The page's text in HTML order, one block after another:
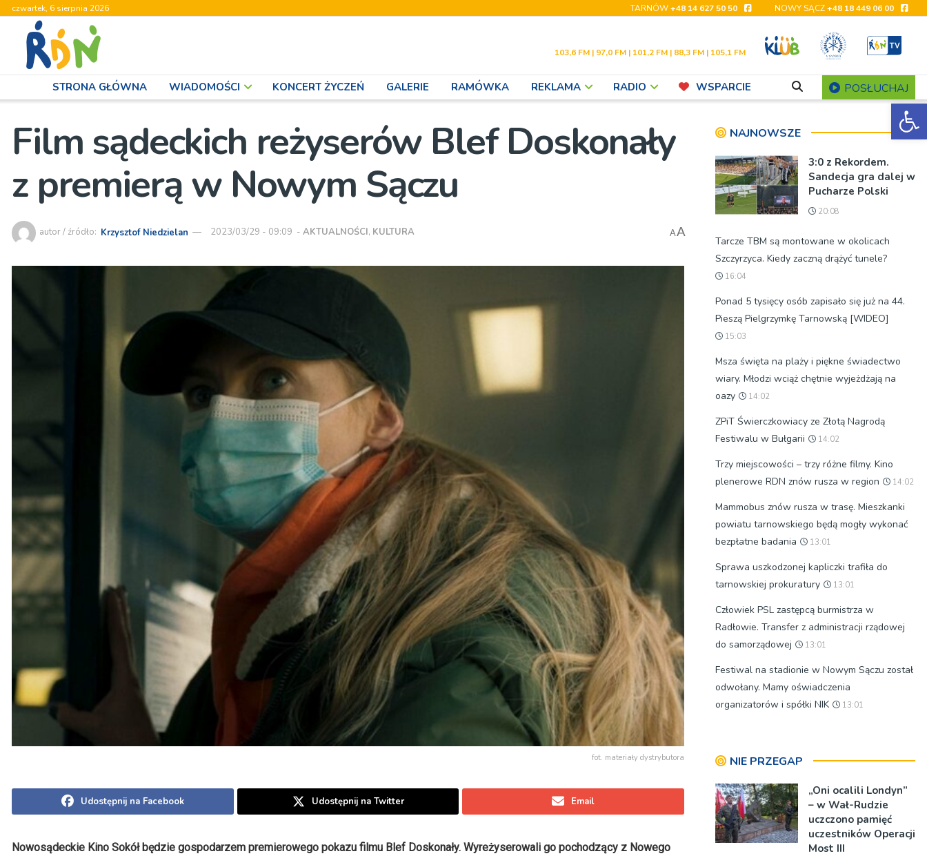
czwartek, 6 sierpnia 2026 TARNÓW+48 14 627 50 50 NOWY SĄCZ+48 18 449 06 00
103,6 FM | 97,0 FM | 101,2 FM | 88,3 FM | 105,1 FM
STRONA GŁÓWNA WIADOMOŚCI KONCERT ŻYCZEŃ GALERIE RAMÓWKA REKLAMA RADIO WSPARCIE POSŁUCHAJ
Film sądeckich reżyserów Blef Doskonały
z premierą w Nowym Sączu
autor / źródło: Krzysztof Niedzielan 2023/03/29 - 09:09 - AKTUALNOŚCI, KULTURA AA
fot. materiały dystrybutora
Udostępnij na Facebook Udostępnij na Twitter Email
Nowosądeckie Kino Sokół będzie gospodarzem premierowego pokazu filmu Blef Doskonały. Wyreżyserowali go pochodzący z Nowego
NAJNOWSZE
3:0 z Rekordem.
Sandecja gra dalej w
Pucharze Polski
20:08
Tarcze TBM są montowane w okolicach
Szczyrzyca. Kiedy zaczną drążyć tunele?
16:04
Ponad 5 tysięcy osób zapisało się już na 44.
Pieszą Pielgrzymkę Tarnowską [WIDEO]
15:03
Msza święta na plaży i piękne świadectwo
wiary. Młodzi wciąż chętnie wyjeżdżają na
oazy
14:02
ZPiT Świerczkowiacy ze Złotą Nagrodą
Festiwalu w Bułgarii
14:02
Trzy miejscowości – trzy różne filmy. Kino
plenerowe RDN znów rusza w region
14:02
Mammobus znów rusza w trasę. Mieszkanki
powiatu tarnowskiego będą mogły wykonać
bezpłatne badania
13:01
Sprawa uszkodzonej kapliczki trafiła do
tarnowskiej prokuratury
13:01
Człowiek PSL zastępcą burmistrza w
Radłowie. Transfer z administracji rządowej
do samorządowej
13:01
Festiwal na stadionie w Nowym Sączu został
odwołany. Mamy oświadczenia
organizatorów i spółki NIK
13:01
NIE PRZEGAP
„Oni ocalili Londyn”
– w Wał-Rudzie
uczczono pamięć
uczestników Operacji
Most III